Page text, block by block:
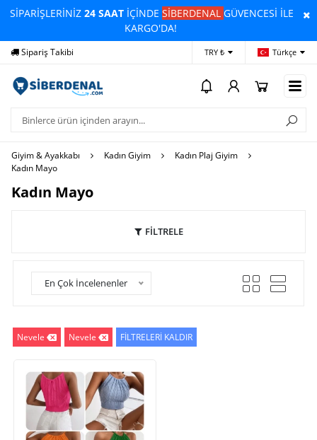
SİPARİŞLERİNİZ24 SAAT İÇİNDESİBERDENALGÜVENCESİ İLE
KARGO'DA!
Sipariş Takibi TRY ₺ Türkçe
Giyim & Ayakkabı Kadın Giyim
Kadın Plaj Giyim
Kadın Mayo
Kadın Mayo
FİLTRELE
En Çok İncelenenler
Nevele Nevele FİLTRELERİ KALDIR